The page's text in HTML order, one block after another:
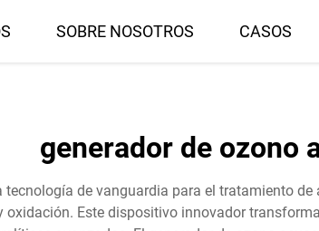
SOBRE NOSOTROS CASOS
generador de ozono
de vanguardia para el tratamiento
Este dispositivo innovador